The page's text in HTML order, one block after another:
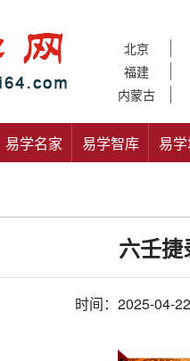
北京
福建
内蒙古
易学名家 易学智库 易
六壬
时间：2025-04-22